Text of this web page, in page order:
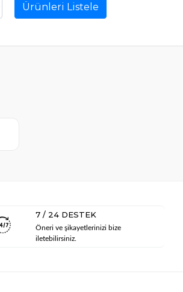
Ürünleri Listele
7 / 24 DESTEK
Öneri ve şikayetlerinizi bize
iletebilirsiniz.